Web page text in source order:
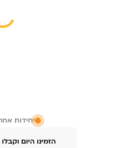
יחידות
הזמינו היום